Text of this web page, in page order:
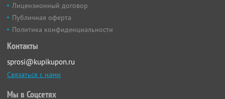
Лицензионный договор
Публичная оферта
Политика конфиденциальности
Контакты
sprosi@kupikupon.ru
Связаться с нами
Мы в Соцсетях